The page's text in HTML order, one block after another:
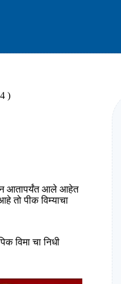
)
आतापर्यंत आले आहेत
तो पीक विम्याचा
विमा चा निधी